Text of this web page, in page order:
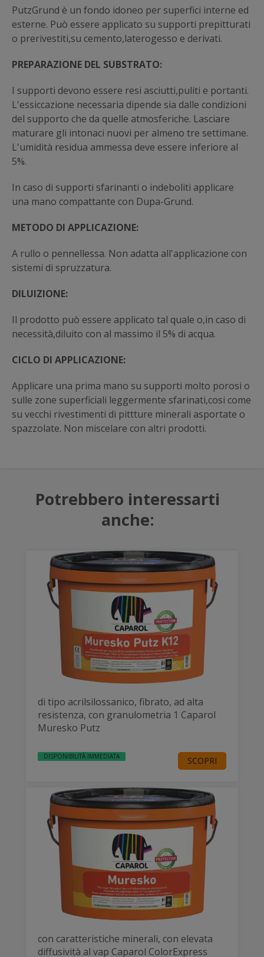
PutzGrund è un fondo idoneo per superfici interne ed
esterne. Può essere applicato su supporti prepitturati
o prerivestiti,su cemento,laterogesso e derivati.
PREPARAZIONE DEL SUBSTRATO:
I supporti devono essere resi asciutti,puliti e portanti.
L'essiccazione necessaria dipende sia dalle condizioni
del supporto che da quelle atmosferiche. Lasciare
maturare gli intonaci nuovi per almeno tre settimane.
L'umidità residua ammessa deve essere inferiore al
5%.
In caso di supporti sfarinanti o indeboliti applicare
una mano compattante con Dupa-Grund.
METODO DI APPLICAZIONE:
A rullo o pennellessa. Non adatta all'applicazione con
sistemi di spruzzatura.
DILUIZIONE:
Il prodotto può essere applicato tal quale o,in caso di
necessità,diluito con al massimo il 5% di acqua.
CICLO DI APPLICAZIONE:
Applicare una prima mano su supporti molto porosi o
sulle zone superficiali leggermente sfarinati,cosi come
su vecchi rivestimenti di pittture minerali asportate o
spazzolate. Non miscelare con altri prodotti.
Potrebbero interessarti
anche:
di tipo acrilsilossanico, fibrato, ad alta
resistenza, con granulometria 1 Caparol
Muresko Putz
DISPONIBILITÀ IMMEDIATA SCOPRI
con caratteristiche minerali, con elevata
diffusività al vap Caparol ColorExpress